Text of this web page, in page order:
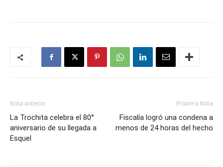
Nota anterior
La Trochita celebra el 80°
aniversario de su llegada a
Esquel
Próxima Nota
Fiscalía logró una condena a
menos de 24 horas del hecho